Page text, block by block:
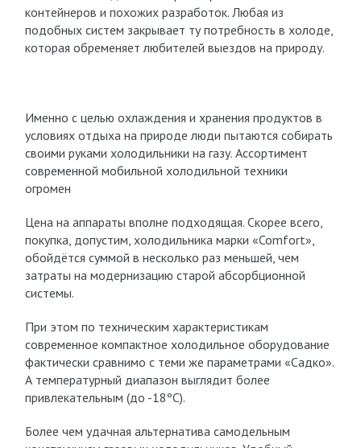
контейнеров и похожих разработок. Любая из
подобных систем закрывает ту потребность в холоде,
которая обременяет любителей выездов на природу.
Именно с целью охлаждения и хранения продуктов в
условиях отдыха на природе люди пытаются собирать
своими руками холодильники на газу. Ассортимент
современной мобильной холодильной техники
огромен
Цена на аппараты вполне подходящая. Скорее всего,
покупка, допустим, холодильника марки «Comfort»,
обойдётся суммой в несколько раз меньшей, чем
затраты на модернизацию старой абсорбционной
системы.
При этом по техническим характеристикам
современное компактное холодильное оборудование
фактически сравнимо с теми же параметрами «Садко».
А температурный диапазон выглядит более
привлекательным (до -18ºС).
Более чем удачная альтернатива самодельным